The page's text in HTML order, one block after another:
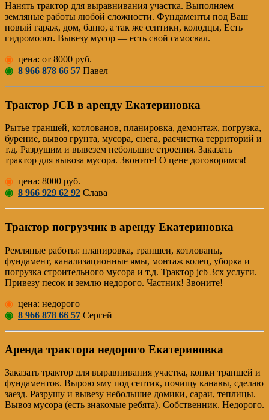
Нанять трактор для выравнивания участка. Выполняем
земляные работы любой сложности. Фундаменты под Ваш
новый гараж, дом, баню, а так же септики, колодцы, Есть
гидромолот. Вывезу мусор — есть свой самосвал.
◉ цена: от 8000 руб.
◉ 8 966 878 66 57 Павел
Трактор JCB в аренду Екатериновка
Рытье траншей, котлованов, планировка, демонтаж, погрузка,
бурение, вывоз грунта, мусора, снега, расчистка территорий и
т.д. Разрушим и вывезем небольшие строения. Заказать
трактор для вывоза мусора. Звоните! О цене договоримся!
◉ цена: 8000 руб.
◉ 8 966 929 62 92 Слава
Трактор погрузчик в аренду Екатериновка
Pемляные работы: планировка, траншеи, котлованы,
фундамент, канализационные ямы, монтаж колец, уборка и
погрузка строительного мусора и т.д. Трактор jcb 3cx услуги.
Привезу песок и землю недорого. Частник! Звоните!
◉ цена: недорого
◉ 8 966 878 66 57 Сергей
Аренда трактора недорого Екатериновка
Заказать трактор для выравнивания участка, копки траншей и
фундаментов. Вырою яму под септик, почищу канавы, сделаю
заезд. Разрушу и вывезу небольшие домики, сараи, теплицы.
Вывоз мусора (есть знакомые ребята). Собственник. Недорого.